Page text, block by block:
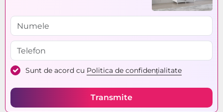
Sunt de acord cu Politica de confidențialitate
Transmite